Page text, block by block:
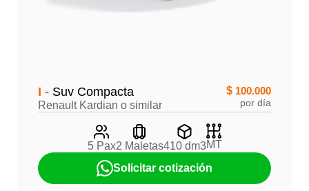
I - Suv Compacta
Renault Kardian o similar
$ 100.000
por día
5 Pax2 Maletas410 dm3MT
Solicitar cotización